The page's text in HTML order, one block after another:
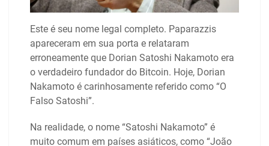
Este é seu nome legal completo. Paparazzis
apareceram em sua porta e relataram
erroneamente que Dorian Satoshi Nakamoto era
o verdadeiro fundador do Bitcoin. Hoje, Dorian
Nakamoto é carinhosamente referido como “O
Falso Satoshi”.
Na realidade, o nome “Satoshi Nakamoto” é
muito comum em países asiáticos, como “João